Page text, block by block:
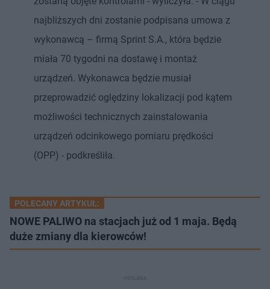
najbliższych dni zostanie podpisana umowa z
wykonawcą – firmą Sprint S.A., która będzie
miała 70 tygodni na dostawę i montaż
urządzeń. Wykonawca będzie musiał
przeprowadzić oględziny lokalizacji pod kątem
możliwości technicznych zainstalowania
urządzeń odcinkowego pomiaru prędkości
(OPP) - podkreśliła.
POLECANY ARTYKUŁ:
NOWE PALIWO na stacjach już od 1 maja. Będą
duże zmiany dla kierowców!